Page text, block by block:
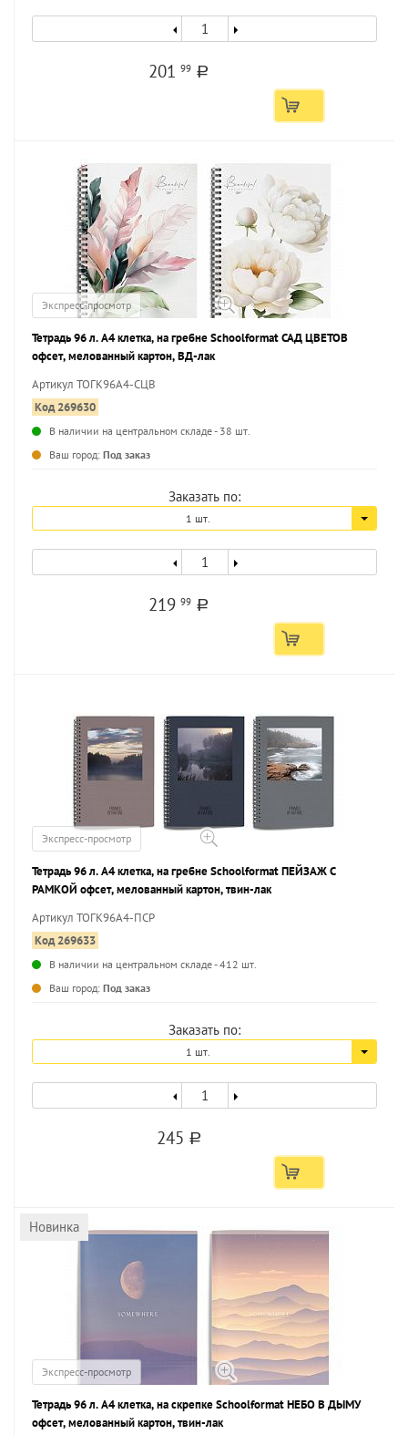
20199 a
Экспресс-просмотр
Тетрадь 96 л. А4 клетка, на гребне Schoolformat САД ЦВЕТОВ
офсет, мелованный картон, ВД-лак
Артикул ТОГК96А4-СЦВ
Код 269630
В наличии на центральном складе - 38 шт.
Ваш город: Под заказ
Заказать по:
1 шт.
21999 a
Экспресс-просмотр
Тетрадь 96 л. А4 клетка, на гребне Schoolformat ПЕЙЗАЖ С
РАМКОЙ офсет, мелованный картон, твин-лак
Артикул ТОГК96А4-ПСР
Код 269633
В наличии на центральном складе - 412 шт.
Ваш город: Под заказ
Заказать по:
1 шт.
245 a
Новинка
Экспресс-просмотр
Тетрадь 96 л. А4 клетка, на скрепке Schoolformat НЕБО В ДЫМУ
офсет, мелованный картон, твин-лак